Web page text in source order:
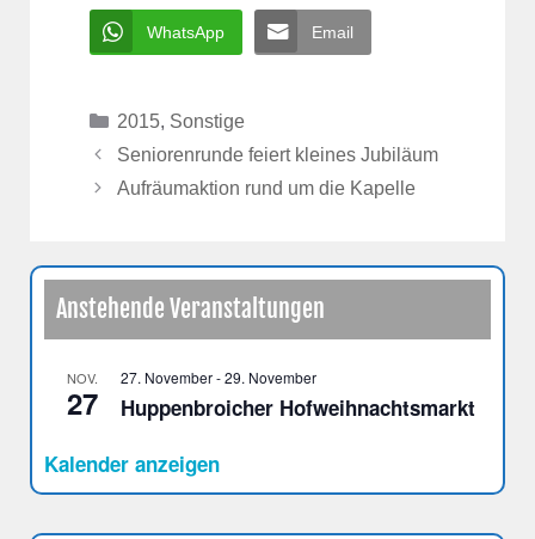
WhatsApp Email
Kategorien
2015, Sonstige
Seniorenrunde feiert kleines Jubiläum
Aufräumaktion rund um die Kapelle
Anstehende Veranstaltungen
NOV.
27
27. November-29. November
Huppenbroicher Hofweihnachtsmarkt
Kalender anzeigen